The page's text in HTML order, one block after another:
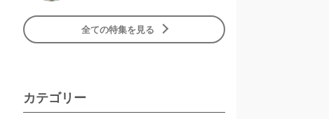
全ての特集を見る
カテゴリー